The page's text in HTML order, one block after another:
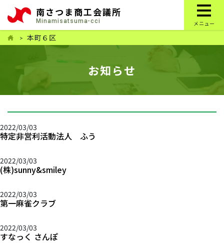
南さつま商工会議所
Minamisatsuma-cci メニュー
本町６区
お知らせ
2022/03/03
特定非営利活動法人 ふう
2022/03/03
(株)sunny&smiley
2022/03/03
第一麻雀クラブ
2022/03/03
すなっく さんぽ